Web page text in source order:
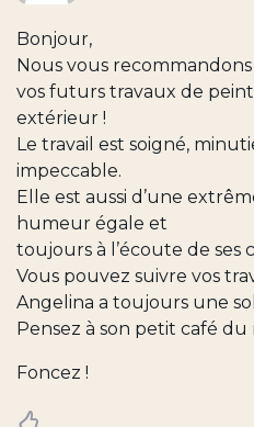
Bonjour,
Nous vous
vos futurs travaux de
extérieur !
Le travail est soigné,
impeccable.
Elle est aussi d’une
humeur égale et
toujours à l’écoute de ses
Vous pouvez suivre vos
Angelina a toujours une
Pensez à son petit café du
Foncez !